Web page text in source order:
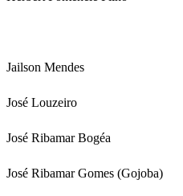
Jailson Mendes
José Louzeiro
José Ribamar Bogéa
José Ribamar Gomes (Gojoba)